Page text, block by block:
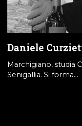
Daniele
Marchigiano, studia
Senigallia. Si forma…